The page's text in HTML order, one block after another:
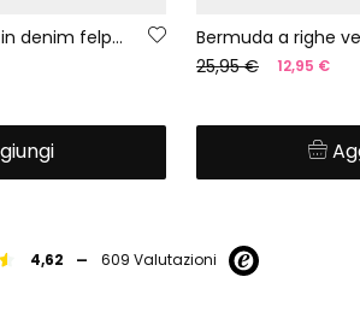
Bermuda bambino in denim felpato blu
Bermuda a righe
25,95 €
12,95 €
4,62 - 609 Valutazioni